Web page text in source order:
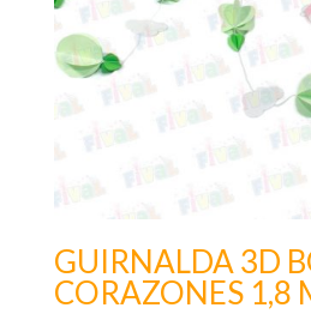
GUIRNALDA 3D
CORAZONES 1,8